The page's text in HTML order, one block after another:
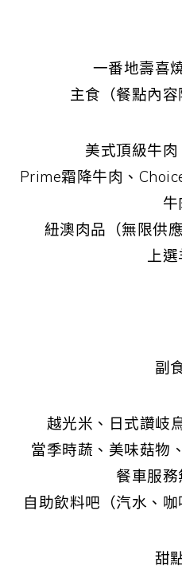
一番地壽喜
主食（餐點內容
美式頂級牛肉
Prime霜降牛肉、
牛
紐澳肉品（無限供
上選
副
越光米、日式讚岐
當季時蔬、美味菇物
餐車服
自助飲料吧（汽水、咖
甜